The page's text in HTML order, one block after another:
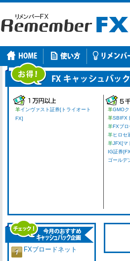
羊インヴァスト証券[トライオート
FX]
羊GMO
羊SBIFX
羊FXブロ
羊ヒロセ
羊JFX[マ
IG証券
ゴールデ
FXブロードネット